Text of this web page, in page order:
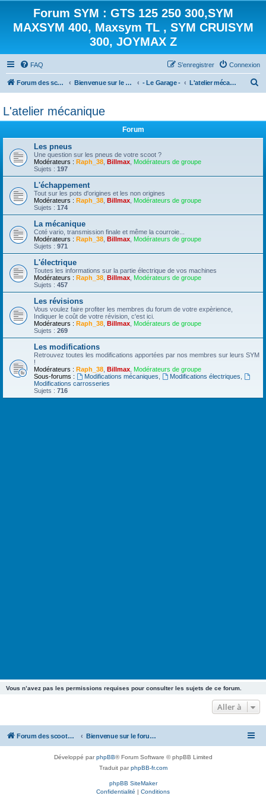
Forum SYM : GTS 125 250 300,SYM
MAXSYM 400, Maxsym TL , SYM CRUISYM
300, JOYMAX Z
FAQ Connexion
S’enregistrer
Forum des scooters SYM - GTS -MAXSYM - CRUISYM - JOYMAX - Maxsym TL Bienvenue sur le forum des scooters de la gamme SYM - Le Garage - L'atelier mécanique
e
L'atelier mécanique
Forum
Les pneus
Une question sur les pneus de votre scoot ?
Modérateurs : Raph_38 Billmax Modérateurs de groupe
Sujets : 197
L'échappement
Tout sur les pots d'origines et les non origines
Modérateurs : Raph_38 Billmax Modérateurs de groupe
Sujets : 174
La mécanique
Coté vario, transmission finale et même la courroie...
Modérateurs : Raph_38 Billmax Modérateurs de groupe
Sujets : 971
L'électrique
Toutes les informations sur la partie électrique de vos machines
Modérateurs : Raph_38 Billmax Modérateurs de groupe
Sujets : 457
Les révisions
Vous voulez faire profiter les membres du forum de votre expèrience,
Indiquer le coût de votre révision, c'est ici.
Modérateurs : Raph_38 Billmax Modérateurs de groupe
Sujets : 269
Les modifications
Retrouvez toutes les modifications apportées par nos membres sur leurs SYM
!
Modérateurs : Raph_38 Billmax Modérateurs de groupe
Sous-forums :
Modifications mécaniques Modifications électriques
Modifications carrosseries
Sujets : 716
Vous n’avez pas les permissions requises pour consulter les sujets de ce forum.
Aller à
Forum des scooters SYM - GTS -MAXSYM - CRUISYM - JOYMAX - Maxsym TL Bienvenue sur le forum des scooters de la gamme SYM
Développé parphpBB® Forum Software © phpBB Limited
Traduit parphpBB-fr.com
phpBB SiteMaker
Confidentialité | Conditions